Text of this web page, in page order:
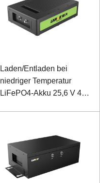
Laden/Entladen bei
niedriger Temperatur
LiFePO4-Akku 25,6 V 40
Kommunikation